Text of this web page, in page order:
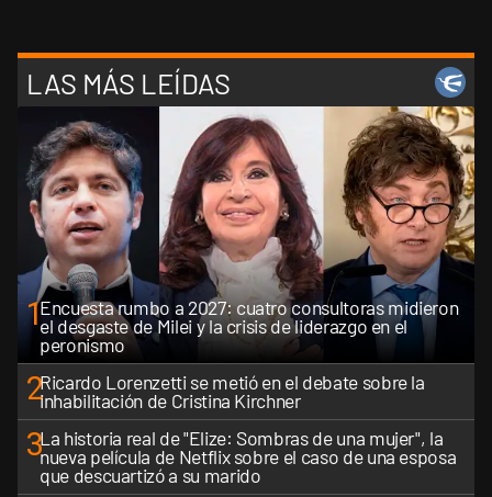
LAS MÁS LEÍDAS
1Encuesta rumbo a 2027: cuatro consultoras midieron
el desgaste de Milei y la crisis de liderazgo en el
peronismo
2Ricardo Lorenzetti se metió en el debate sobre la
inhabilitación de Cristina Kirchner
3La historia real de "Elize: Sombras de una mujer", la
nueva película de Netflix sobre el caso de una esposa
que descuartizó a su marido